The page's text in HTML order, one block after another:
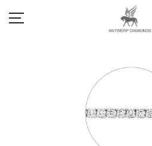
LIEBE & VERLOBUNG